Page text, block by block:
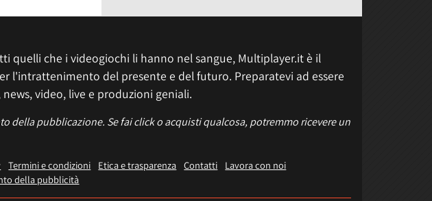
quelli che i videogiochi li hanno nel sangue, Multiplayer.it è il
l'intrattenimento del presente e del futuro. Preparatevi ad essere
video, live e produzioni geniali.
della pubblicazione. Se fai click o acquisti qualcosa, potremmo ricevere un
Termini e condizioni Etica e trasparenza Contatti
Lavora con noi
della pubblicità